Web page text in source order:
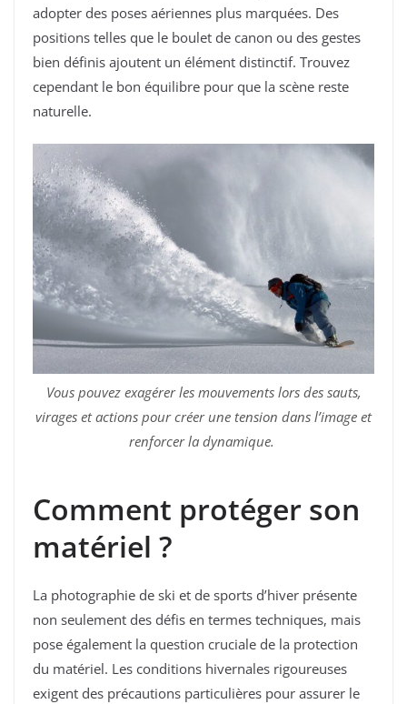
adopter des poses aériennes plus marquées. Des
positions telles que le boulet de canon ou des gestes
bien définis ajoutent un élément distinctif. Trouvez
cependant le bon équilibre pour que la scène reste
naturelle.
Vous pouvez exagérer les mouvements lors des sauts,
virages et actions pour créer une tension dans l’image et
renforcer la dynamique.
Comment protéger son
matériel ?
La photographie de ski et de sports d’hiver présente
non seulement des défis en termes techniques, mais
pose également la question cruciale de la protection
du matériel. Les conditions hivernales rigoureuses
exigent des précautions particulières pour assurer le